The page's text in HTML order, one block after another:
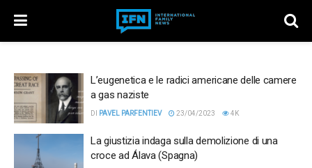
L’eugenetica e le radici americane delle camere
a gas naziste
DI PAVEL PARFENTIEV 23/04/2023 4K
La giustizia indaga sulla demolizione di una
croce ad Álava (Spagna)